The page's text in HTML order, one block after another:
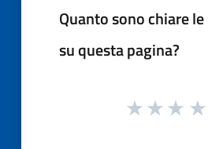
Quanto sono chiare
su questa pagina?